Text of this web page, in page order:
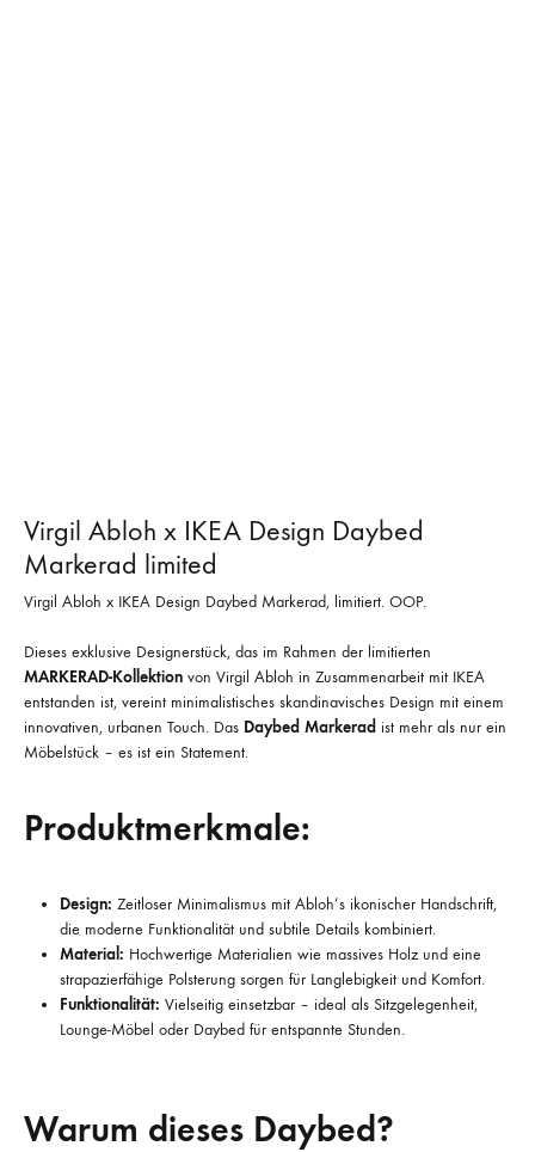
Virgil Abloh x IKEA Design Daybed
Markerad limited
Virgil Abloh x IKEA Design Daybed Markerad, limitiert. OOP.
Dieses exklusive Designerstück, das im Rahmen der limitierten
MARKERAD-Kollektion von Virgil Abloh in Zusammenarbeit mit IKEA
entstanden ist, vereint minimalistisches skandinavisches Design mit einem
innovativen, urbanen Touch. Das Daybed Markerad ist mehr als nur ein
Möbelstück – es ist ein Statement.
Produktmerkmale:
Design: Zeitloser Minimalismus mit Abloh’s ikonischer Handschrift,
die moderne Funktionalität und subtile Details kombiniert.
Material: Hochwertige Materialien wie massives Holz und eine
strapazierfähige Polsterung sorgen für Langlebigkeit und Komfort.
Funktionalität: Vielseitig einsetzbar – ideal als Sitzgelegenheit,
Lounge-Möbel oder Daybed für entspannte Stunden.
Warum dieses Daybed?